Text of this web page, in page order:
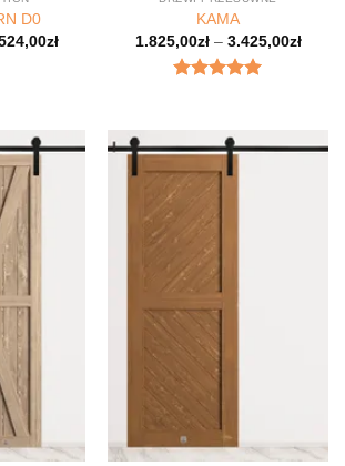
D0
zł
KAMA
1.825,00zł– 3.425,00zł